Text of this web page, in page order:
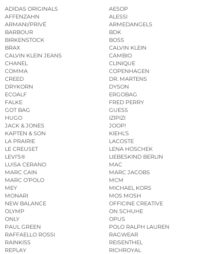
ADIDAS ORIGINALS
AESOP
AFFENZAHN
ALESSI
ARMANI/PRIVÉ
ARMEDANGELS
BARBOUR
BDK
BIRKENSTOCK
BOSS
BRAX
CALVIN KLEIN
CALVIN KLEIN JEANS
CAMBIO
CHANEL
CLINIQUE
COMMA
COPENHAGEN
CREED
DR. MARTENS
DRYKORN
DYSON
ECOALF
ERGOBAG
FALKE
FRED PERRY
GOT BAG
GUESS
HUGO
IZIPIZI
JACK & JONES
JOOP!
KAPTEN & SON
KIEHL’S
LA PRAIRIE
LACOSTE
LE CREUSET
LENA HOSCHEK
LEVI’S®
LIEBESKIND BERLIN
LUISA CERANO
MAC
MARC CAIN
MARC JACOBS
MARC O’POLO
MCM
MEY
MICHAEL KORS
MONARI
MOS MOSH
NEW BALANCE
OFFICINE CREATIVE
OLYMP
ON SCHUHE
ONLY
OPUS
PAUL GREEN
POLO RALPH LAUREN
RAFFAELLO ROSSI
RAGWEAR
RAINKISS
REISENTHEL
REPLAY
RICHROYAL